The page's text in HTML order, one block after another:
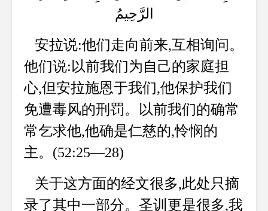
الرَّحِيمُ
安拉说:他们走向前来,互相询问。
他们说:以前我们为自己的家庭担
心,但安拉施恩于我们,他保护我们
免遭毒风的刑罚。以前我们的确常
常乞求他,他确是仁慈的,怜悯的
主。(52:25—28)
关于这方面的经文很多,此处只摘
录了其中一部分。圣训更是很多,我